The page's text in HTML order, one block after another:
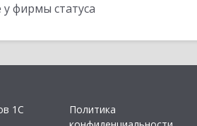
фирмы статуса
1С
Политика